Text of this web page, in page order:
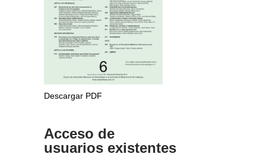
Descargar PDF
Acceso de
usuarios existentes